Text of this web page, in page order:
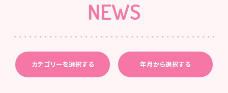
NEWS
カテゴリーを選択する 年月から選択する